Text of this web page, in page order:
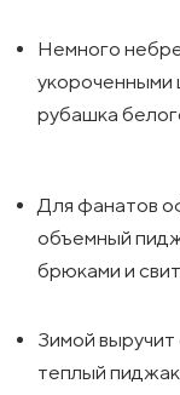
Немного
укороченными
рубашка
Для фанатов
объемный
брюками и
Зимой
теплый пиджак.